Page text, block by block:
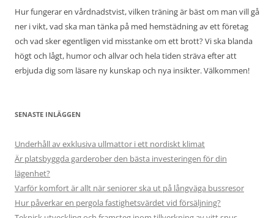
Hur fungerar en vårdnadstvist, vilken träning är bäst om man vill gå
ner i vikt, vad ska man tänka på med hemstädning av ett företag
och vad sker egentligen vid misstanke om ett brott? Vi ska blanda
högt och lågt, humor och allvar och hela tiden sträva efter att
erbjuda dig som läsare ny kunskap och nya insikter. Välkommen!
SENASTE INLÄGGEN
Underhåll av exklusiva ullmattor i ett nordiskt klimat
Är platsbyggda garderober den bästa investeringen för din
lägenhet?
Varför komfort är allt när seniorer ska ut på långväga bussresor
Hur påverkar en pergola fastighetsvärdet vid försäljning?